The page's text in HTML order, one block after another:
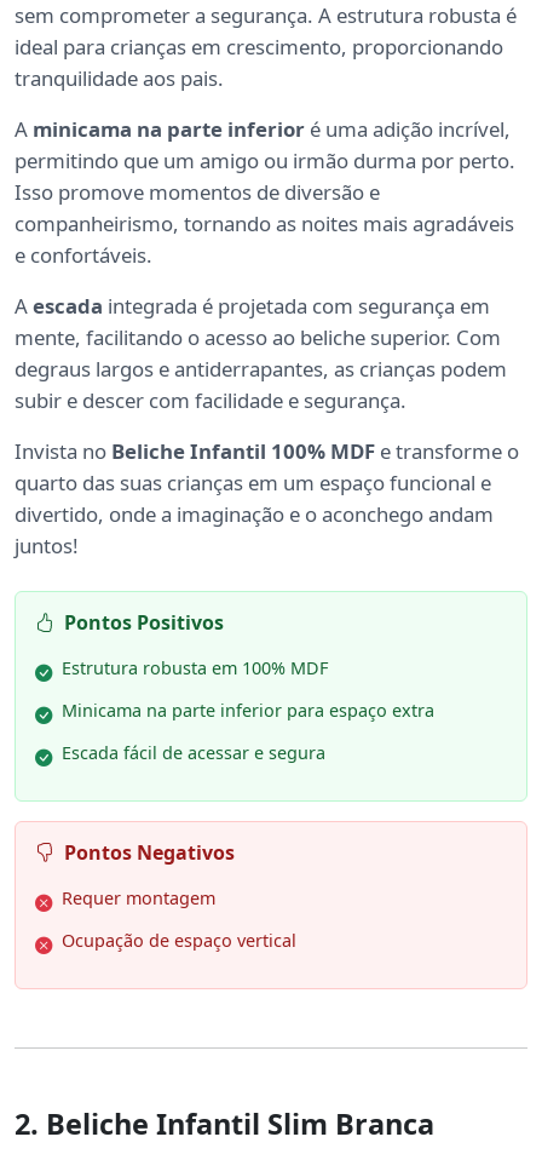
sem comprometer a segurança. A estrutura robusta é
ideal para crianças em crescimento, proporcionando
tranquilidade aos pais.
A minicama na parte inferior é uma adição incrível,
permitindo que um amigo ou irmão durma por perto.
Isso promove momentos de diversão e
companheirismo, tornando as noites mais agradáveis
e confortáveis.
Aescada integrada é projetada com segurança em
mente, facilitando o acesso ao beliche superior. Com
degraus largos e antiderrapantes, as crianças podem
subir e descer com facilidade e segurança.
Invista no Beliche Infantil 100% MDF e transforme o
quarto das suas crianças em um espaço funcional e
divertido, onde a imaginação e o aconchego andam
juntos!
Pontos Positivos
Estrutura robusta em 100% MDF
Minicama na parte inferior para espaço extra
Escada fácil de acessar e segura
Pontos Negativos
Requer montagem
Ocupação de espaço vertical
2. Beliche Infantil Slim Branca